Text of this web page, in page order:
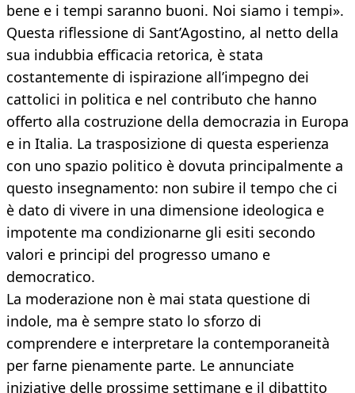
bene e i tempi saranno buoni. Noi siamo i tempi».
Questa riflessione di Sant’Agostino, al netto della
sua indubbia efficacia retorica, è stata
costantemente di ispirazione all’impegno dei
cattolici in politica e nel contributo che hanno
offerto alla costruzione della democrazia in Europa
e in Italia. La trasposizione di questa esperienza
con uno spazio politico è dovuta principalmente a
questo insegnamento: non subire il tempo che ci
è dato di vivere in una dimensione ideologica e
impotente ma condizionarne gli esiti secondo
valori e principi del progresso umano e
democratico.
La moderazione non è mai stata questione di
indole, ma è sempre stato lo sforzo di
comprendere e interpretare la contemporaneità
per farne pienamente parte. Le annunciate
iniziative delle prossime settimane e il dibattito